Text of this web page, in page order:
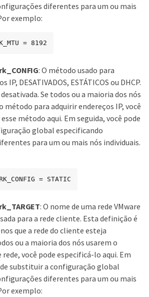
diferentes para um ou mais
exemplo:
= 8192
: O método usado para
IP, DESATIVADOS, ESTÁTICOS ou DHCP.
Se todos ou a maioria dos nós
método para adquirir endereços IP, você
método aqui. Em seguida, você pode
global especificando
para um ou mais nós individuais.
= STATIC
: O nome de uma rede VMware
para a rede cliente. Esta definição é
que a rede do cliente esteja
ou a maioria dos nós usarem o
você pode especificá-lo aqui. Em
substituir a configuração global
diferentes para um ou mais
exemplo: